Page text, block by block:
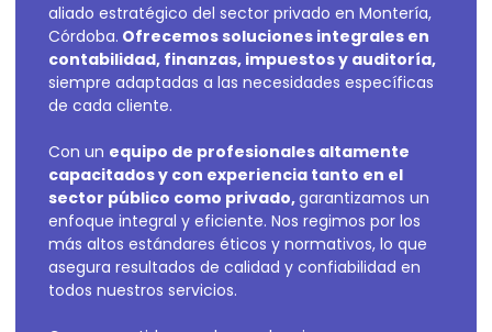
aliado estratégico del sector privado en Montería,
Córdoba. Ofrecemos soluciones integrales en
contabilidad, finanzas, impuestos y auditoría,
siempre adaptadas a las necesidades específicas
de cada cliente.
Con un equipo de profesionales altamente
capacitados y con experiencia tanto en el
sector público como privado,garantizamos un
enfoque integral y eficiente. Nos regimos por los
más altos estándares éticos y normativos, lo que
asegura resultados de calidad y confiabilidad en
todos nuestros servicios.